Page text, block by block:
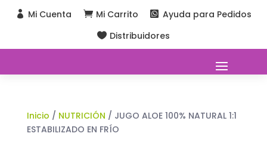
 Mi Cuenta  Mi Carrito  Ayuda para Pedidos
 Distribuidores
Inicio / NUTRICIÓN / JUGO ALOE 100% NATURAL 1:1
ESTABILIZADO EN FRÍO